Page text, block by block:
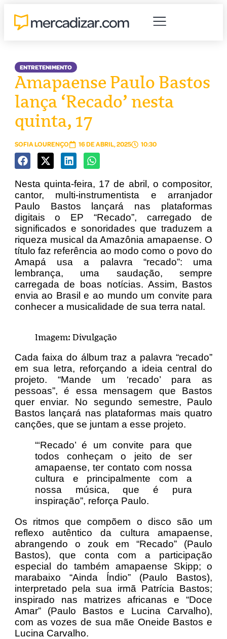
ENTRETENIMENTO
Amapaense Paulo Bastos
lança ‘Recado’ nesta
quinta, 17
SOFIA LOURENÇO 16 DE ABRIL, 2025 10:30
Nesta quinta-feira, 17 de abril, o compositor,
cantor, multi-instrumentista e arranjador
Paulo Bastos lançará nas plataformas
digitais o EP “Recado”, carregado de
significados e sonoridades que traduzem a
riqueza musical da Amazônia amapaense. O
título faz referência ao modo como o povo do
Amapá usa a palavra “recado”: uma
lembrança, uma saudação, sempre
carregada de boas notícias. Assim, Bastos
envia ao Brasil e ao mundo um convite para
conhecer a musicalidade de sua terra natal.
Imagem: Divulgação
Cada faixa do álbum traz a palavra “recado”
em sua letra, reforçando a ideia central do
projeto. “Mande um ‘recado’ para as
pessoas”, é essa mensagem que Bastos
quer enviar. No segundo semestre, Paulo
Bastos lançará nas plataformas mais quatro
canções, que se juntam a esse projeto.
“‘Recado’ é um convite para que
todos conheçam o jeito de ser
amapaense, ter contato com nossa
cultura e principalmente com a
nossa música, que é pura
inspiração”, reforça Paulo.
Os ritmos que compõem o disco são um
reflexo autêntico da cultura amapaense,
abrangendo o zouk em “Recado” (Paulo
Bastos), que conta com a participação
especial do também amapaense Skipp; o
marabaixo “Ainda Índio” (Paulo Bastos),
interpretado pela sua irmã Patrícia Bastos;
inspirado nas matrizes africanas e “Doce
Amar” (Paulo Bastos e Lucina Carvalho),
com as vozes de sua mãe Oneide Bastos e
Lucina Carvalho.